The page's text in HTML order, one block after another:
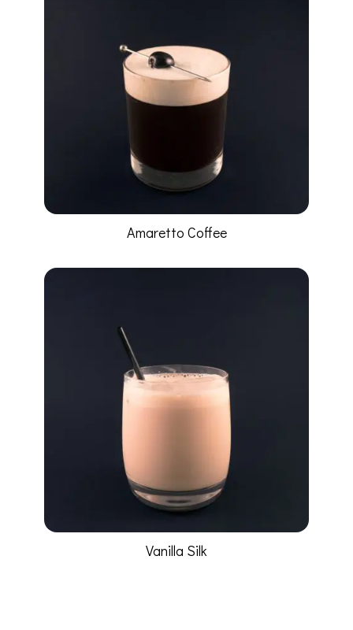
Amaretto Coffee
Vanilla Silk